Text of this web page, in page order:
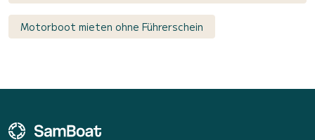
Motorboot mieten ohne Führerschein